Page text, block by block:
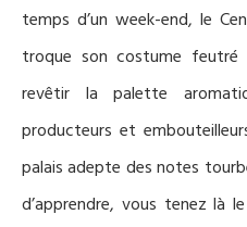
temps d’un week-end, le
troque son costume
revêtir lapalette
producteurs et
palais adepte des notes
d’apprendre, vous tenez là